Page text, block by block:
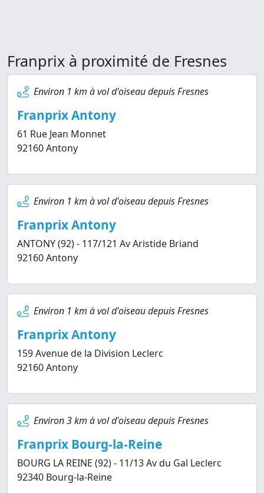
Franprix à proximité de Fresnes
Environ 1 km à vol d'oiseau depuis Fresnes
Franprix Antony
61 Rue Jean Monnet
92160 Antony
Environ 1 km à vol d'oiseau depuis Fresnes
Franprix Antony
ANTONY (92) - 117/121 Av Aristide Briand
92160 Antony
Environ 1 km à vol d'oiseau depuis Fresnes
Franprix Antony
159 Avenue de la Division Leclerc
92160 Antony
Environ 3 km à vol d'oiseau depuis Fresnes
Franprix Bourg-la-Reine
BOURG LA REINE (92) - 11/13 Av du Gal Leclerc
92340 Bourg-la-Reine